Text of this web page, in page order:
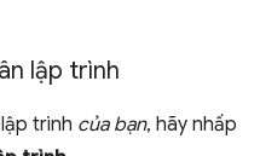
lập trình
trình của bạn, hãy nhấp